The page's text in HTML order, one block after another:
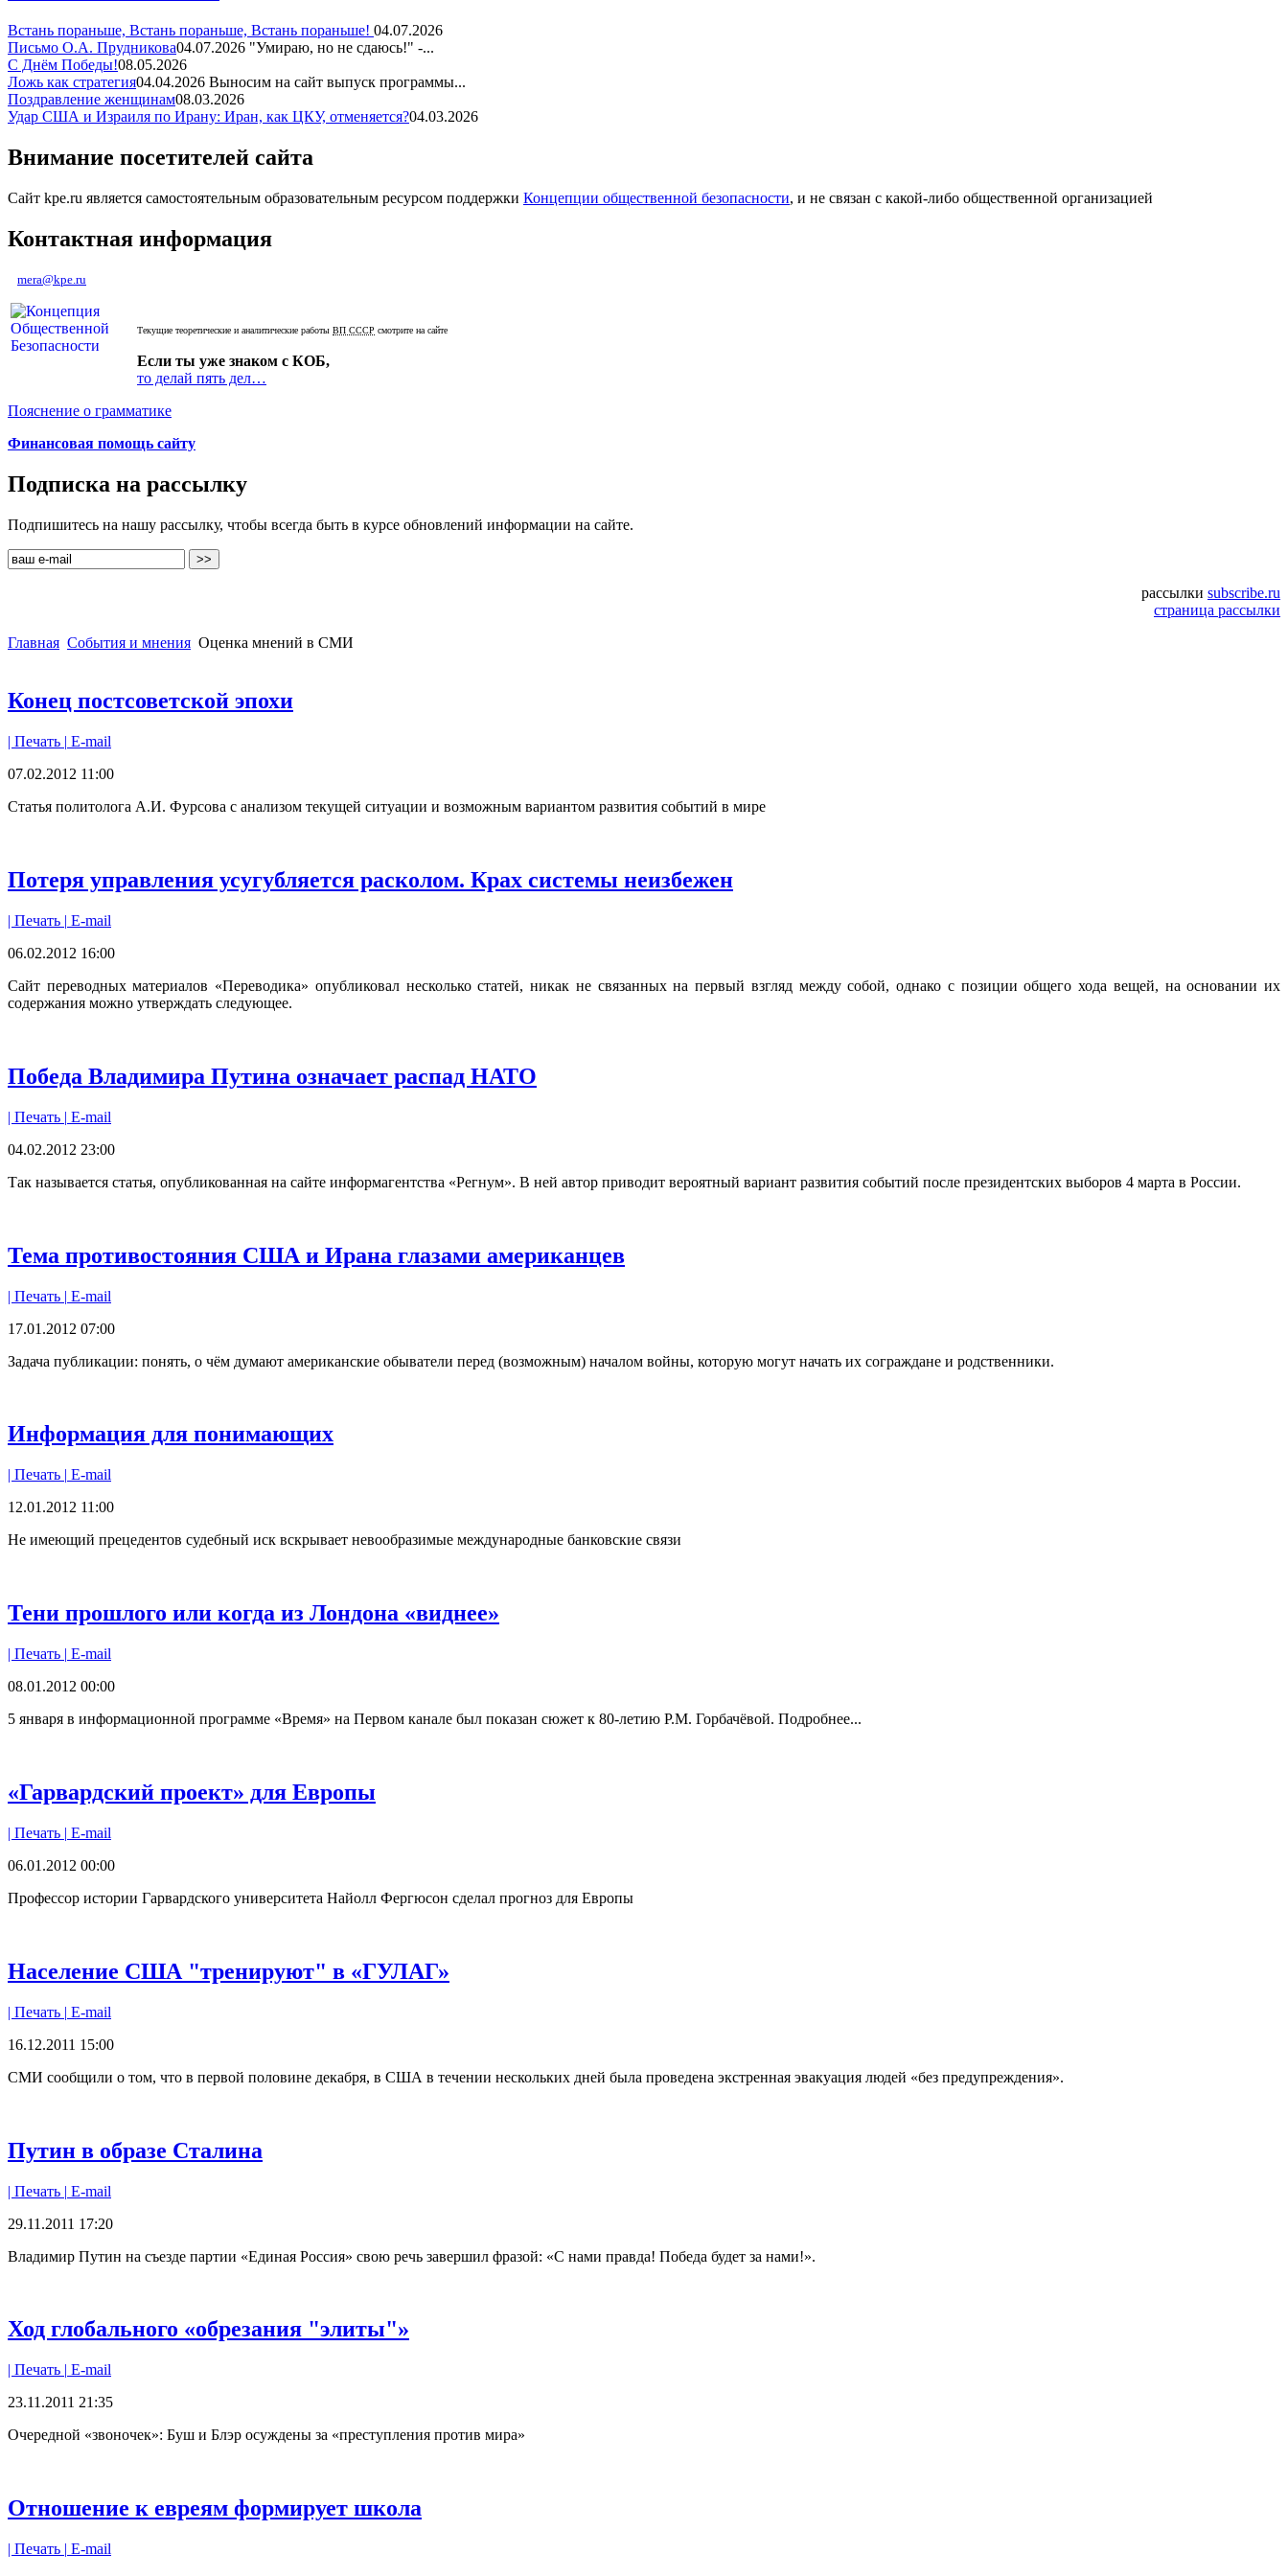
Встань пораньше, Встань пораньше, Встань пораньше! 04.07.2026
Письмо О.А. Прудникова04.07.2026 "Умираю, но не сдаюсь!" -...
С Днём Победы!08.05.2026
Ложь как стратегия04.04.2026 Выносим на сайт выпуск программы...
Поздравление женщинам08.03.2026
Удар США и Израиля по Ирану: Иран, как ЦКУ, отменяется?04.03.2026
Внимание посетителей сайта
Сайт kpe.ru является самостоятельным образовательным ресурсом поддержки Концепции общественной безопасности, и не связан с какой-либо общественной организацией
Контактная информация
mera@kpe.ru
Текущие теоретические и аналитические работы ВП СССР смотрите на сайте
Если ты уже знаком с КОБ,
то делай пять дел…
Пояснение о грамматике
Финансовая помощь сайту
Подписка на рассылку
Подпишитесь на нашу рассылку, чтобы всегда быть в курсе обновлений информации на сайте.
рассылки subscribe.ru
страница рассылки
Главная События и мнения Оценка мнений в СМИ
Конец постсоветской эпохи
| Печать | E-mail
07.02.2012 11:00
Статья политолога А.И. Фурсова с анализом текущей ситуации и возможным вариантом развития событий в мире
Потеря управления усугубляется расколом. Крах системы неизбежен
| Печать | E-mail
06.02.2012 16:00
Сайт переводных материалов «Переводика» опубликовал несколько статей, никак не связанных на первый взгляд между собой, однако с позиции общего хода вещей, на основании их
содержания можно утверждать следующее.
Победа Владимира Путина означает распад НАТО
| Печать | E-mail
04.02.2012 23:00
Так называется статья, опубликованная на сайте информагентства «Регнум». В ней автор приводит вероятный вариант развития событий после президентских выборов 4 марта в России.
Тема противостояния США и Ирана глазами американцев
| Печать | E-mail
17.01.2012 07:00
Задача публикации: понять, о чём думают американские обыватели перед (возможным) началом войны, которую могут начать их сограждане и родственники.
Информация для понимающих
| Печать | E-mail
12.01.2012 11:00
Не имеющий прецедентов судебный иск вскрывает невообразимые международные банковские связи
Тени прошлого или когда из Лондона «виднее»
| Печать | E-mail
08.01.2012 00:00
5 января в информационной программе «Время» на Первом канале был показан сюжет к 80-летию Р.М. Горбачёвой. Подробнее...
«Гарвардский проект» для Европы
| Печать | E-mail
06.01.2012 00:00
Профессор истории Гарвардского университета Найолл Фергюсон сделал прогноз для Европы
Население США "тренируют" в «ГУЛАГ»
| Печать | E-mail
16.12.2011 15:00
СМИ сообщили о том, что в первой половине декабря, в США в течении нескольких дней была проведена экстренная эвакуация людей «без предупреждения».
Путин в образе Сталина
| Печать | E-mail
29.11.2011 17:20
Владимир Путин на съезде партии «Единая Россия» свою речь завершил фразой: «С нами правда! Победа будет за нами!».
Ход глобального «обрезания "элиты"»
| Печать | E-mail
23.11.2011 21:35
Очередной «звоночек»: Буш и Блэр осуждены за «преступления против мира»
Отношение к евреям формирует школа
| Печать | E-mail